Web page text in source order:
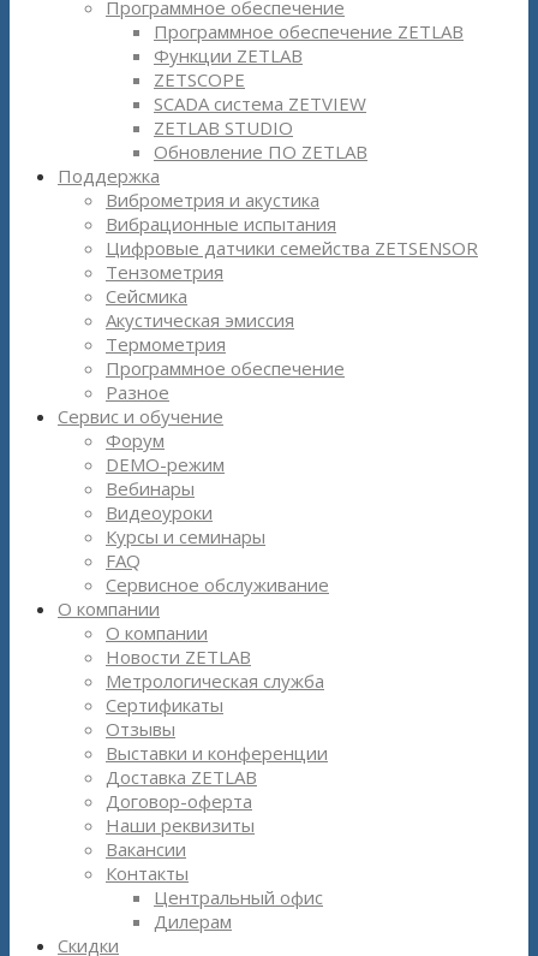
Программное обеспечение
Программное обеспечение ZETLAB
Функции ZETLAB
ZETSCOPE
SCADA система ZETVIEW
ZETLAB STUDIO
Обновление ПО ZETLAB
Поддержка
Виброметрия и акустика
Вибрационные испытания
Цифровые датчики семейства ZETSENSOR
Тензометрия
Сейсмика
Акустическая эмиссия
Термометрия
Программное обеспечение
Разное
Сервис и обучение
Форум
DEMO-режим
Вебинары
Видеоуроки
Курсы и семинары
FAQ
Сервисное обслуживание
О компании
О компании
Новости ZETLAB
Метрологическая служба
Сертификаты
Отзывы
Выставки и конференции
Доставка ZETLAB
Договор-оферта
Наши реквизиты
Вакансии
Контакты
Центральный офис
Дилерам
Скидки